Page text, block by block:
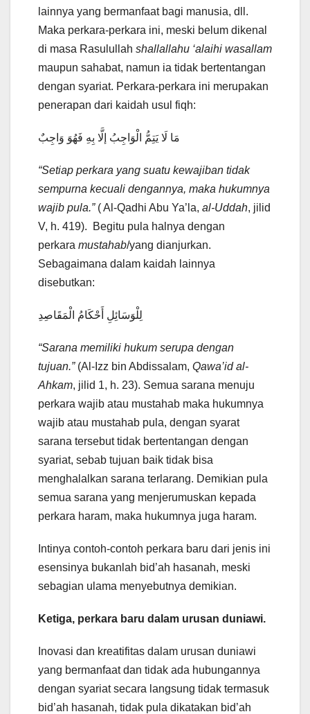
lainnya yang bermanfaat bagi manusia, dll.
Maka perkara-perkara ini, meski belum dikenal
di masa Rasulullah shallallahu ‘alaihi wasallam
maupun sahabat, namun ia tidak bertentangan
dengan syariat. Perkara-perkara ini merupakan
penerapan dari kaidah usul fiqh:
مَا لَا يَتِمُّ الْوَاجِبُ إلَّا بِهِ فَهُوَ وَاجِبٌ
“Setiap perkara yang suatu kewajiban tidak
sempurna kecuali dengannya, maka hukumnya
wajib pula.”( Al-Qadhi Abu Ya’la, al-Uddah, jilid
V, h. 419). Begitu pula halnya dengan
perkara mustahab/yang dianjurkan.
Sebagaimana dalam kaidah lainnya
disebutkan:
لِلْوَسَائِلِ أَحْكَامُ الْمَقَاصِدِ
“Sarana memiliki hukum serupa dengan
tujuan.”(Al-Izz bin Abdissalam, Qawa’id al-
Ahkam, jilid 1, h. 23). Semua sarana menuju
perkara wajib atau mustahab maka hukumnya
wajib atau mustahab pula, dengan syarat
sarana tersebut tidak bertentangan dengan
syariat, sebab tujuan baik tidak bisa
menghalalkan sarana terlarang. Demikian pula
semua sarana yang menjerumuskan kepada
perkara haram, maka hukumnya juga haram.
Intinya contoh-contoh perkara baru dari jenis ini
esensinya bukanlah bid’ah hasanah, meski
sebagian ulama menyebutnya demikian.
Ketiga, perkara baru dalam urusan duniawi.
Inovasi dan kreatifitas dalam urusan duniawi
yang bermanfaat dan tidak ada hubungannya
dengan syariat secara langsung tidak termasuk
bid’ah hasanah, tidak pula dikatakan bid’ah